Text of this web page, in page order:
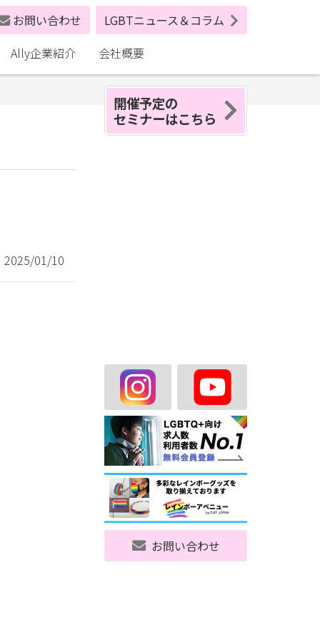
お問い合わせ
LGBTニュース＆コラム
Ally企業紹介 会社概要
開催予定の
セミナーはこちら
お問い合わせ
2025/01/10